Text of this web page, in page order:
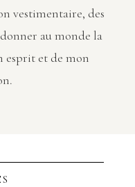
vestimentaire, des
au monde la
esprit et de mon